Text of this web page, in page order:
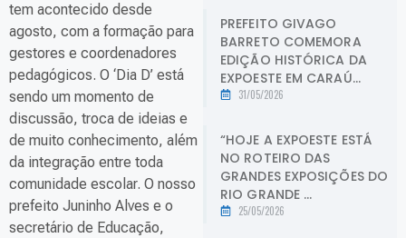
tem acontecido desde
agosto, com a formação para
gestores e coordenadores
pedagógicos. O ‘Dia D’ está
sendo um momento de
discussão, troca de ideias e
de muito conhecimento, além
da integração entre toda
comunidade escolar. O nosso
prefeito Juninho Alves e o
secretário de Educação,
PREFEITO GIVAGO
BARRETO COMEMORA
EDIÇÃO HISTÓRICA DA
EXPOESTE EM CARAÚ...
31/05/2026
“HOJE A EXPOESTE ESTÁ
NO ROTEIRO DAS
GRANDES EXPOSIÇÕES DO
RIO GRANDE ...
25/05/2026